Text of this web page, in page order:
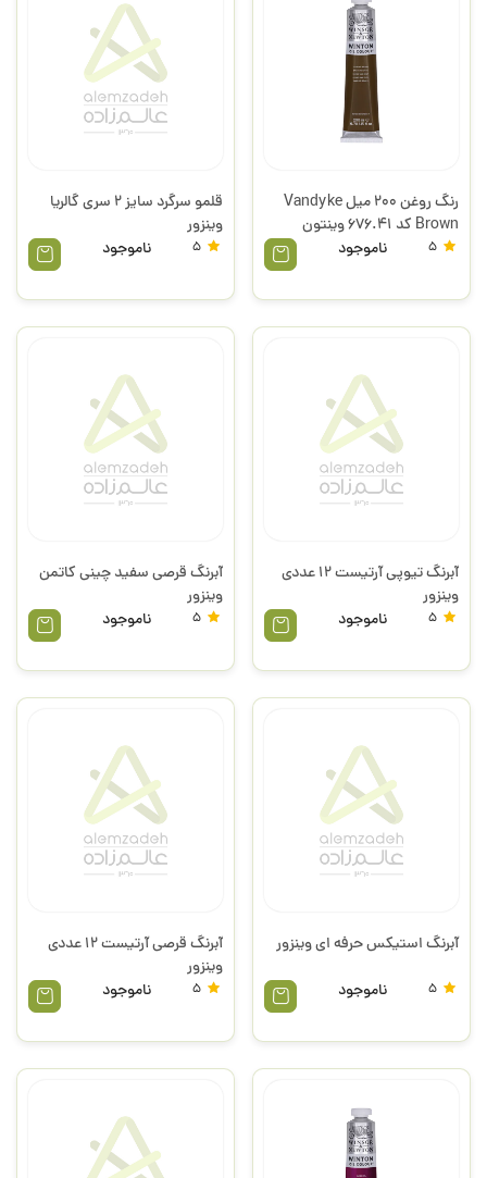
رنگ روغن 200 میل Vandyke
Brown کد 676.41 وینتون
وینزور
ناموجود
قلمو سرگرد سایز 2 سری گالریا
وینزور
ناموجود
آبرنگ تیوپی آرتیست 12 عددی
وینزور
ناموجود
آبرنگ قرصی سفید چینی کاتمن
وینزور
ناموجود
آبرنگ استیکس حرفه ای وینزور
ناموجود
آبرنگ قرصی آرتیست 12 عددی
وینزور
ناموجود